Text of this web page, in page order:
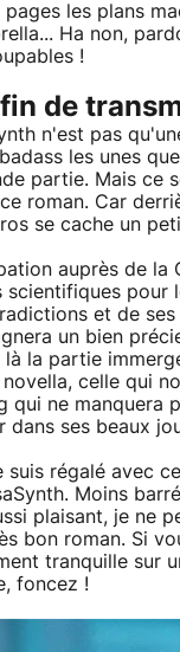
les plans
Ha non,
!
de
n'est pas
les unes
partie. Mais ce
roman. Car
se cache un
auprès de la
scientifiques pour
et de
un bien
là la partie
celle qui
qui ne manquera
dans ses beaux
suis régalé avec
Moins
plaisant, je ne
bon roman. Si
tranquille sur
foncez !